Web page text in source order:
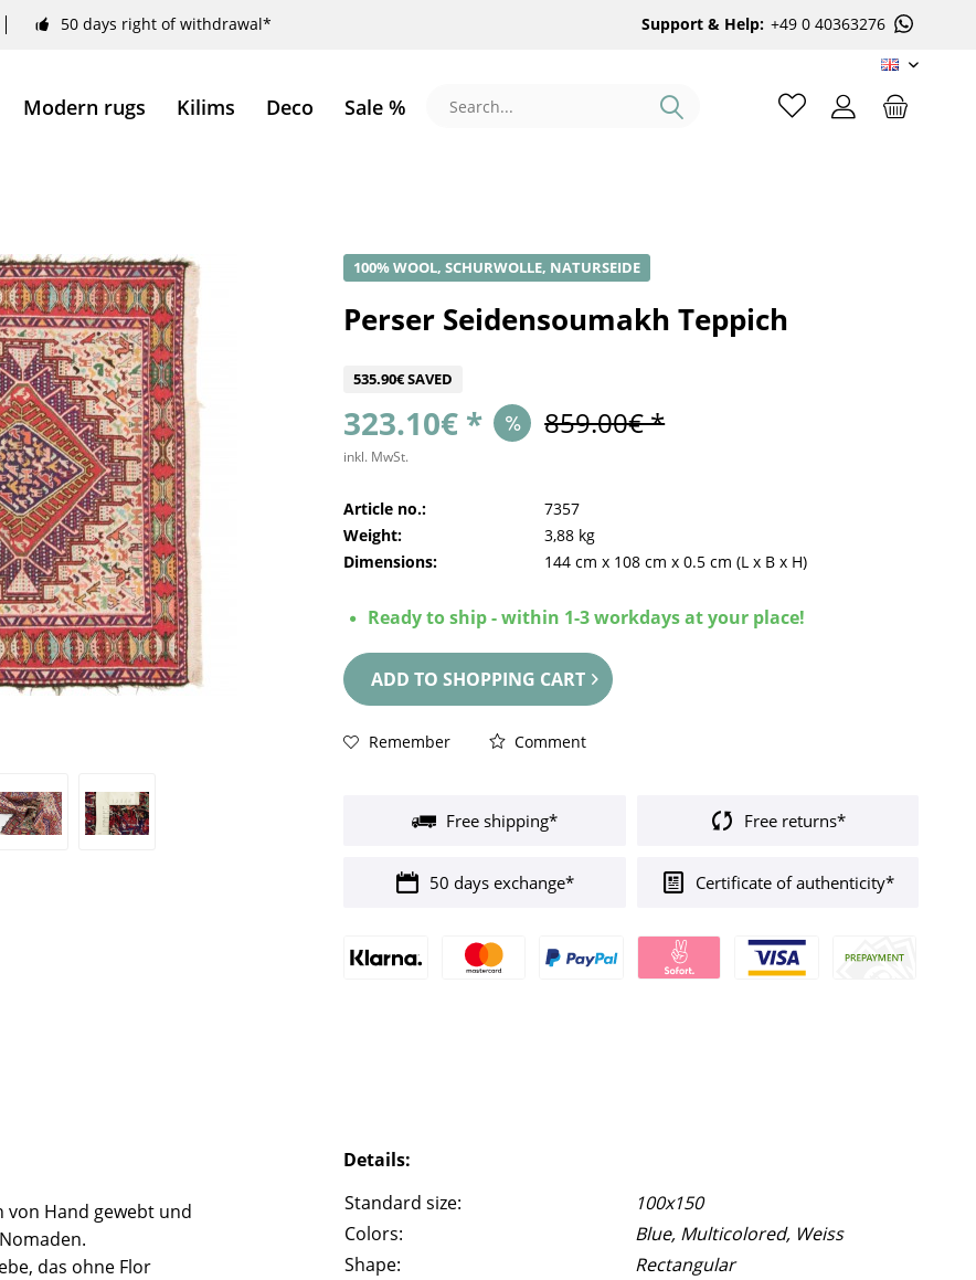
50 days right of withdrawal* Support & Help: +49 0 40363276
EN
Modern rugs Kilims Deco Sale %
100% WOOL, SCHURWOLLE, NATURSEIDE
Perser Seidensoumakh Teppich
535.90€ SAVED
323.10€ * 859.00€ *
inkl. MwSt.
Article no.:
7357
Weight:
3,88 kg
Dimensions:
144 cm x 108 cm x0.5 cm (L x B x H)
Ready to ship - within 1-3 workdays at your place!
ADD TO SHOPPING CART
Remember Comment
Free shipping* Free returns*
50 days exchange* Certificate of authenticity*
von Hand gewebt und
das ohne Flor
Details:
Standard size:
100x150
Colors:
Blue, Multicolored, Weiss
Shape:
Rectangular